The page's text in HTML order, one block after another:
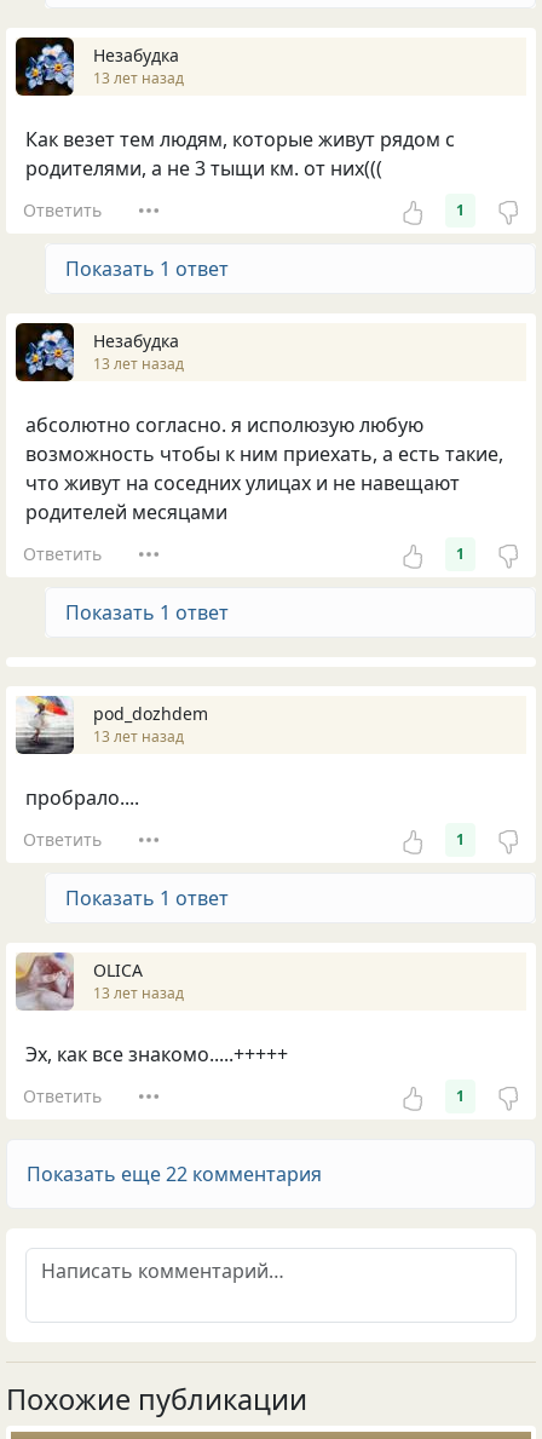
Незабудка
13 лет назад
Как везет тем людям, которые живут рядом с
родителями, а не 3 тыщи км. от них(((
Ответить 1
Показать 1 ответ
Незабудка
13 лет назад
абсолютно согласно. я исполюзую любую
возможность чтобы к ним приехать, а есть такие,
что живут на соседних улицах и не навещают
родителей месяцами
Ответить 1
Показать 1 ответ
pod_dozhdem
13 лет назад
пробрало....
Ответить 1
Показать 1 ответ
OLICA
13 лет назад
Эх, как все знакомо.....+++++
Ответить 1
Показать еще 22 комментария
Похожие публикации